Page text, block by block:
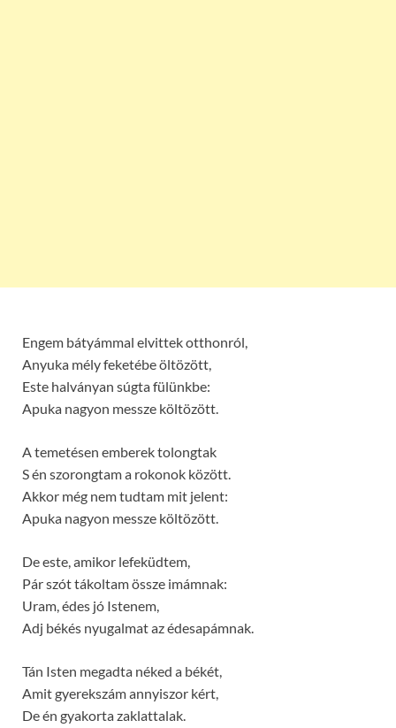
Engem bátyámmal elvittek otthonról,
Anyuka mély feketébe öltözött,
Este halványan súgta fülünkbe:
Apuka nagyon messze költözött.
A temetésen emberek tolongtak
S én szorongtam a rokonok között.
Akkor még nem tudtam mit jelent:
Apuka nagyon messze költözött.
De este, amikor lefeküdtem,
Pár szót tákoltam össze imámnak:
Uram, édes jó Istenem,
Adj békés nyugalmat az édesapámnak.
Tán Isten megadta néked a békét,
Amit gyerekszám annyiszor kért,
De én gyakorta zaklattalak.